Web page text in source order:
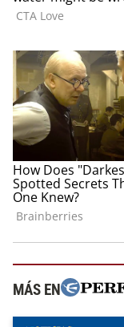
MÁS EN